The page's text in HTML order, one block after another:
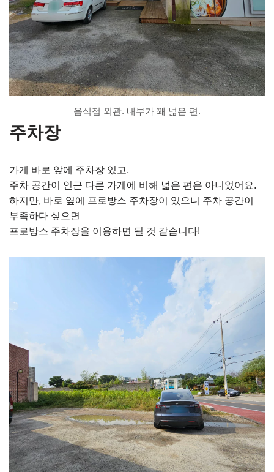
음식점 외관. 내부가 꽤 넓은 편.
주차장
가게 바로 앞에 주차장 있고,
주차 공간이 인근 다른 가게에 비해 넓은 편은 아니었어요.
하지만, 바로 옆에 프로방스 주차장이 있으니 주차 공간이
부족하다 싶으면
프로방스 주차장을 이용하면 될 것 같습니다!